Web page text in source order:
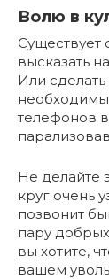
Волю в
высказать
Или сделать
телефонов
Не делайте
круг очень
позвонит
пару
вы хотите,
вашем